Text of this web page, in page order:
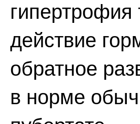
гипертрофия
действие
обратное
в норме